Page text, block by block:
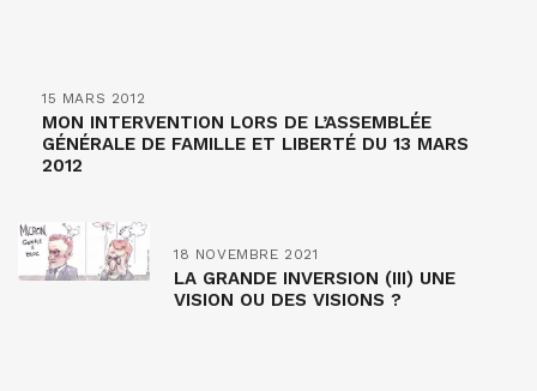
15 MARS 2012
MON INTERVENTION LORS DE L’ASSEMBLÉE
GÉNÉRALE DE FAMILLE ET LIBERTÉ DU 13 MARS
2012
18 NOVEMBRE 2021
LA GRANDE INVERSION (III) UNE
VISION OU DES VISIONS ?